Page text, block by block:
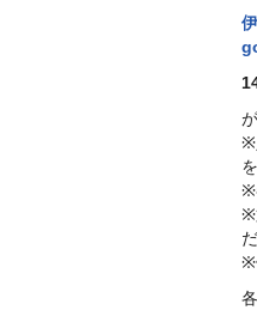
※
※
※
※